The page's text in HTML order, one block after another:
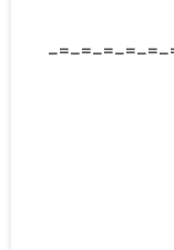
-=-=-=-=-